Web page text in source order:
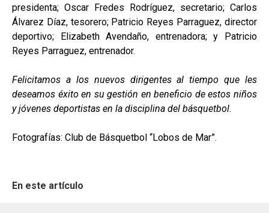
presidenta; Oscar Fredes Rodríguez, secretario; Carlos
Álvarez Díaz, tesorero; Patricio Reyes Parraguez, director
deportivo; Elizabeth Avendaño, entrenadora; y Patricio
Reyes Parraguez, entrenador.
Felicitamos a los nuevos dirigentes al tiempo que les
deseamos éxito en su gestión en beneficio de estos niños
y jóvenes deportistas en la disciplina del básquetbol.
Fotografías: Club de Básquetbol “Lobos de Mar”.
En este artículo